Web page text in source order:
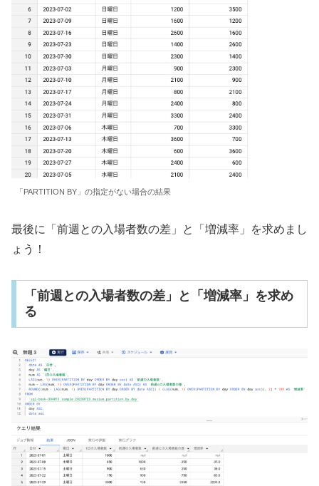
「PARTITION BY」の指定がない場合の結果
最後に「前週との入場者数の差」と「増減率」を求めまし
ょう！
「前週との入場者数の差」と「増減率」を求め
る